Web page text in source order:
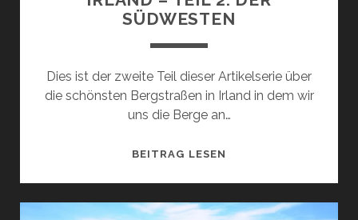
ÜDWESTEN
Dies ist der zweite Teil dieser Artikelserie über
die schönsten Bergstraßen in Irland in dem wir
uns die Berge an…
BEITRAG LESEN
ND P